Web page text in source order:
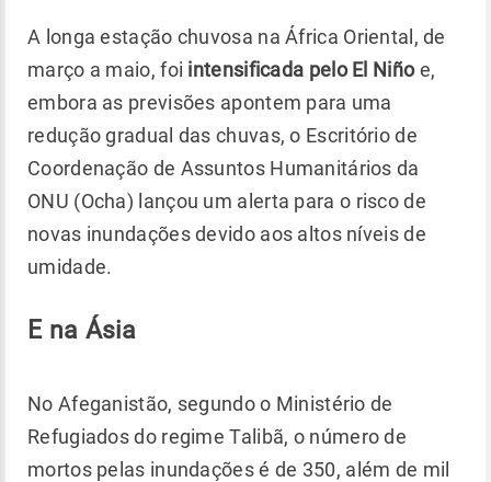
A longa estação chuvosa na África Oriental, de
março a maio, foi intensificada pelo El Niñoe,
embora as previsões apontem para uma
redução gradual das chuvas, o Escritório de
Coordenação de Assuntos Humanitários da
ONU (Ocha) lançou um alerta para o risco de
novas inundações devido aos altos níveis de
umidade.
E na Ásia
No Afeganistão, segundo o Ministério de
Refugiados do regime Talibã, o número de
mortos pelas inundações é de 350, além de mil